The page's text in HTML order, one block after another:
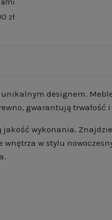
zł
designem.
gwarantują trwałość
wykonania.
wnętrza w stylu
Choć nie jesteśmy
temu masz